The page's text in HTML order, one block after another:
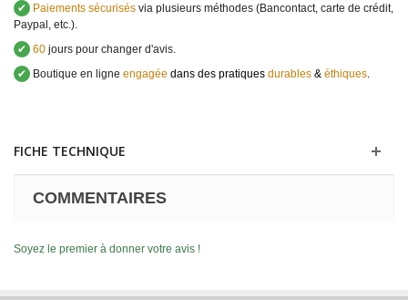
✔
Paiements sécurisés via plusieurs méthodes (Bancontact, carte de crédit,
Paypal, etc.).
✔ 60 jours pour changer d'avis.
✔
Boutique en ligne engagée dans des pratiques durables & éthiques
FICHE TECHNIQUE
COMMENTAIRES
Soyez le premier à donner votre avis !